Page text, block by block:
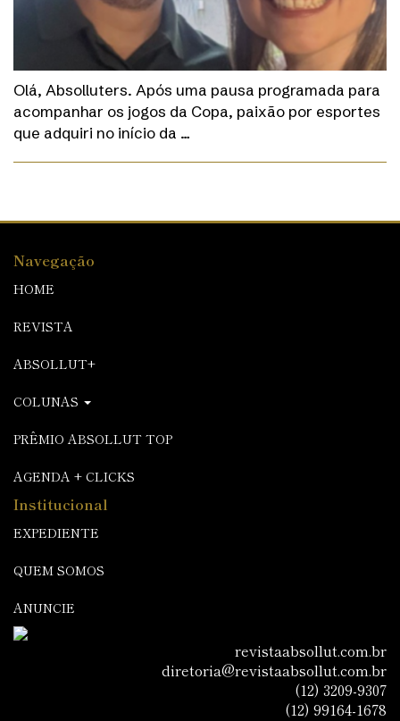
Olá, Absolluters. Após uma pausa programada para
acompanhar os jogos da Copa, paixão por esportes
que adquiri no início da …
Navegação
HOME
REVISTA
ABSOLLUT+
COLUNAS
PRÊMIO ABSOLLUT TOP
AGENDA + CLICKS
Institucional
EXPEDIENTE
QUEM SOMOS
ANUNCIE
revistaabsollut.com.br
diretoria@revistaabsollut.com.br
(12) 3209-9307
(12) 99164-1678